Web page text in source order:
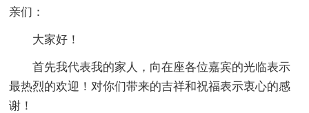
亲们：
大家好！
首先我代表我的家人，向在座各位嘉宾的光临表示
最热烈的欢迎！对你们带来的吉祥和祝福表示衷心的感
谢！